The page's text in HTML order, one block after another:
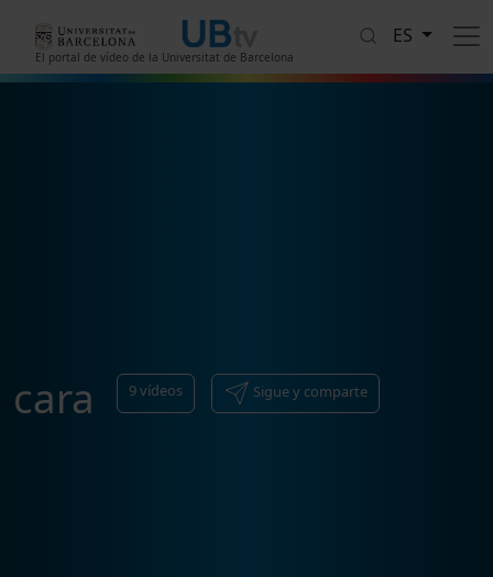
El portal de vídeo de la Universitat de Barcelona
ES
cara 9vídeos Sigue y comparte